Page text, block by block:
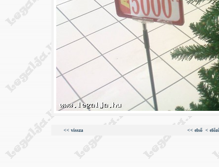
<< vissza << első <